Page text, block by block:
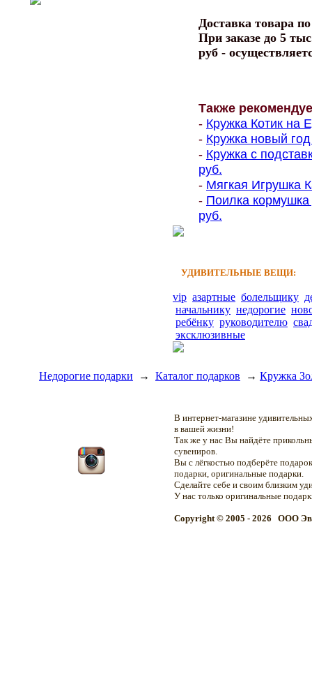
Доставка товара
При заказе до 5
руб -
Также
- Кружка Котик на
- Кружка новый
- Кружка с
руб.
- Мягкая Игрушка
- Поилка
руб.
УДИВИТЕЛЬНЫЕ ВЕЩИ:
vip азартные болельщику
начальнику недорогие
ребёнку руководителю
эксклюзивные
Недорогие подарки → Каталог подарков → Кружка
В интернет-магазине
в вашей жизни!
Так же у нас Вы найдёте
сувениров.
Вы с лёгкостью подберёте
подарки, оригинальные подарки.
Сделайте себе и своим близким
У нас только оригинальные
Copyright © 2005 - 2026 OOO